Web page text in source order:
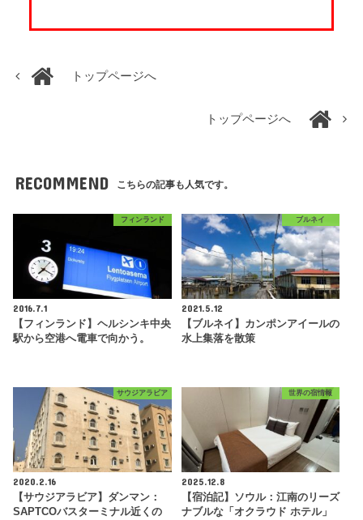
トップページへ
トップページへ
RECOMMEND こちらの記事も人気です。
フィンランド
2016.7.1
【フィンランド】ヘルシンキ中央
駅から空港へ電車で向かう。
ブルネイ
2021.5.12
【ブルネイ】カンポンアイールの
水上集落を散策
サウジアラビア
2020.2.16
【サウジアラビア】ダンマン：
SAPTCOバスターミナル近くの
世界の宿情報
2025.12.8
【宿泊記】ソウル：江南のリーズ
ナブルな「オクラウド ホテル」